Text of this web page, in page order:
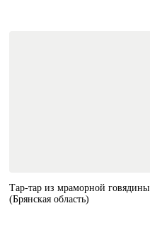
Тар-тар из мраморной говядины
(Брянская область)